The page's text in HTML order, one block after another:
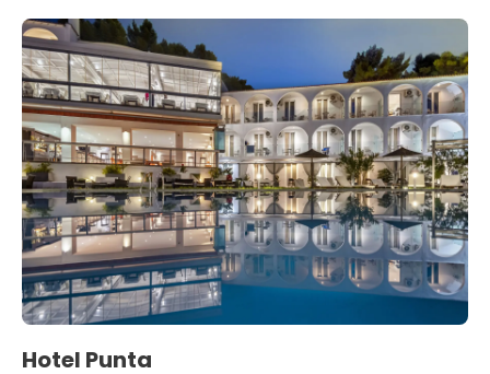
Hotel Punta